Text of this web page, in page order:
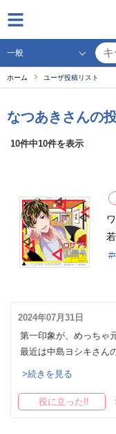
ホーム ユーザ投稿リスト
なつあきさんの
10件中10件を表示
2024年07月31日
第一印象が、めっちゃ
最近は中島ヨシキさん
>続きを見る
役に立った!!